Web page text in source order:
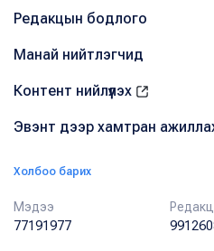
Редакцын бодлого
Манай нийтлэгчид
Контент нийлүүлэх
Эвэнт дээр хамтран
Холбоо барих
Мэдээ
77191977
Редакц